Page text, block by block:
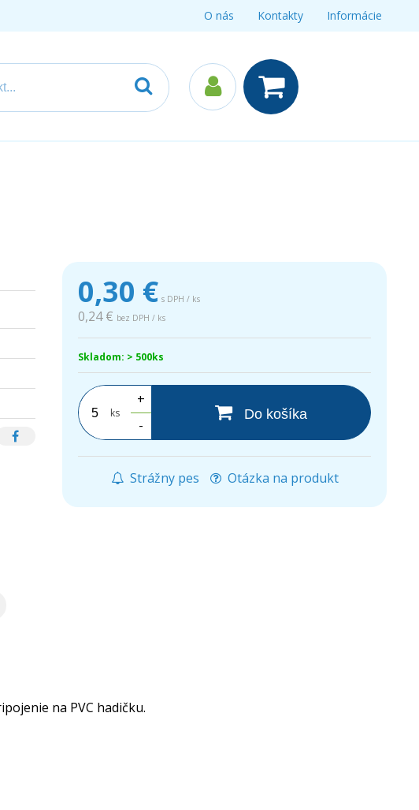
O nás Kontakty Informácie
0,30 € s DPH / ks
0,24 € bez DPH / ks
Skladom: > 500ks
ks
+
-
Do košíka
Strážny pes Otázka na produkt
na PVC hadičku.